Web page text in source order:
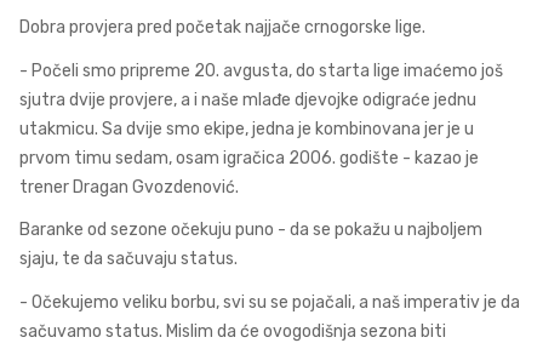
Dobra provjera pred početak najjače crnogorske lige.
- Počeli smo pripreme 20. avgusta, do starta lige imaćemo još
sjutra dvije provjere, a i naše mlađe djevojke odigraće jednu
utakmicu. Sa dvije smo ekipe, jedna je kombinovana jer je u
prvom timu sedam, osam igračica 2006. godište - kazao je
trener Dragan Gvozdenović.
Baranke od sezone očekuju puno - da se pokažu u najboljem
sjaju, te da sačuvaju status.
- Očekujemo veliku borbu, svi su se pojačali, a naš imperativ je da
sačuvamo status. Mislim da će ovogodišnja sezona biti